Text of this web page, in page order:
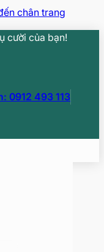
chân trang
cười của bạn!
0912 493 113